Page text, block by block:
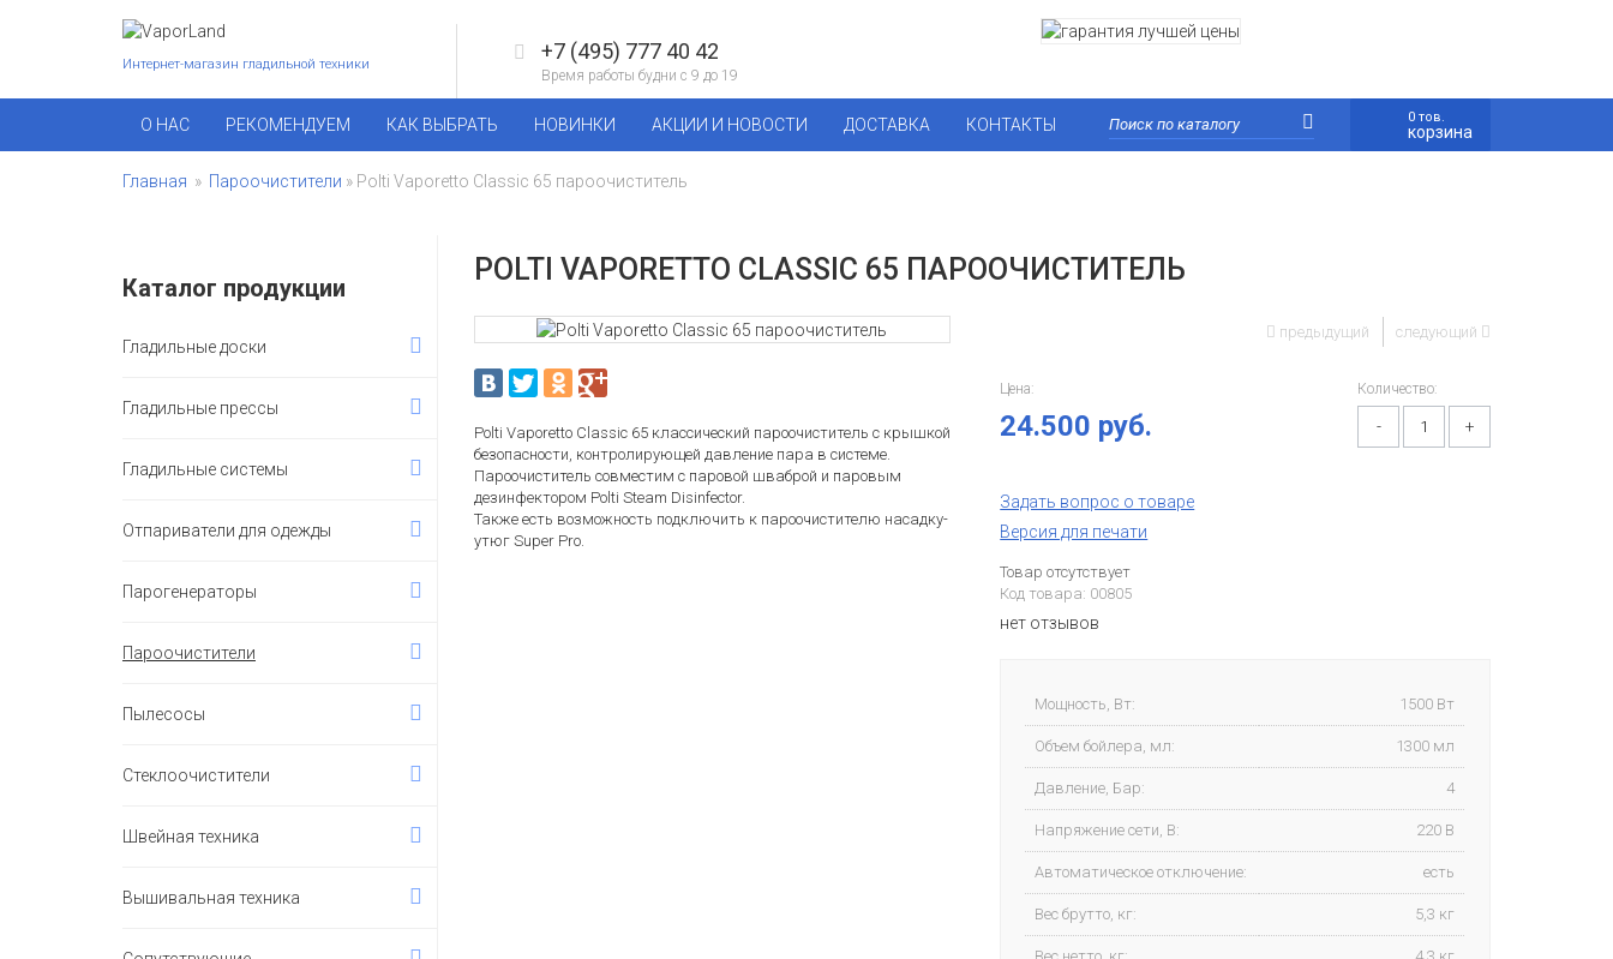
Интернет-магазин гладильной техники
+7 (495) 777 40 42
Время работы будни с 9 до 19
0 тов.
корзина
О НАС РЕКОМЕНДУЕМ КАК ВЫБРАТЬ НОВИНКИ АКЦИИ И НОВОСТИ ДОСТАВКА КОНТАКТЫ
Главная » Пароочистители » Polti Vaporetto Classic 65 пароочиститель
POLTI VAPORETTO CLASSIC 65 ПАРООЧИСТИТЕЛЬ
предыдущий следующий
Количество:
- +
Цена:
24.500 руб.
Задать вопрос о товаре
Версия для печати
Товар отсутствует
Код товара: 00805
нет отзывов
Мощность, Вт: 1500 Вт
Объем бойлера, мл: 1300 мл
Давление, Бар: 4
Напряжение сети, В: 220 В
Автоматическое отключение: есть
Вес брутто, кг: 5,3 кг
Polti Vaporetto Classic 65 классический пароочиститель с крышкой
безопасности, контролирующей давление пара в системе.
Пароочиститель совместим с паровой шваброй и паровым
дезинфектором Polti Steam Disinfector.
Также есть возможность подключить к пароочистителю насадку-
утюг Super Pro.
Каталог продукции
Гладильные доски
Гладильные прессы
Гладильные системы
Отпариватели для одежды
Парогенераторы
Пароочистители
Пылесосы
Стеклоочистители
Швейная техника
Вышивальная техника